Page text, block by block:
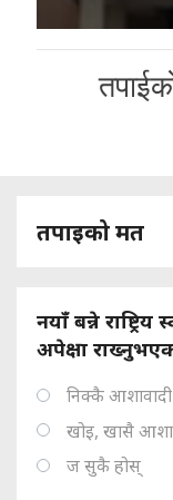
तपाइको मत
नयाँ बन्ने
अपेक्षा
निक्कै
खोइ, खासै
ज सुकै होस्